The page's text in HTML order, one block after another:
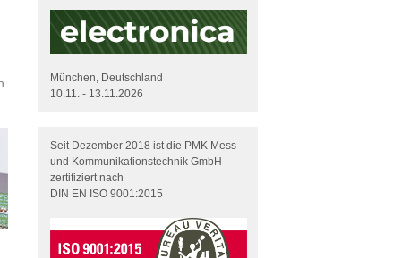
München, Deutschland
10.11. - 13.11.2026
Seit Dezember 2018 ist die PMK Mess-
und Kommunikationstechnik GmbH
zertifiziert nach
DIN EN ISO 9001:2015